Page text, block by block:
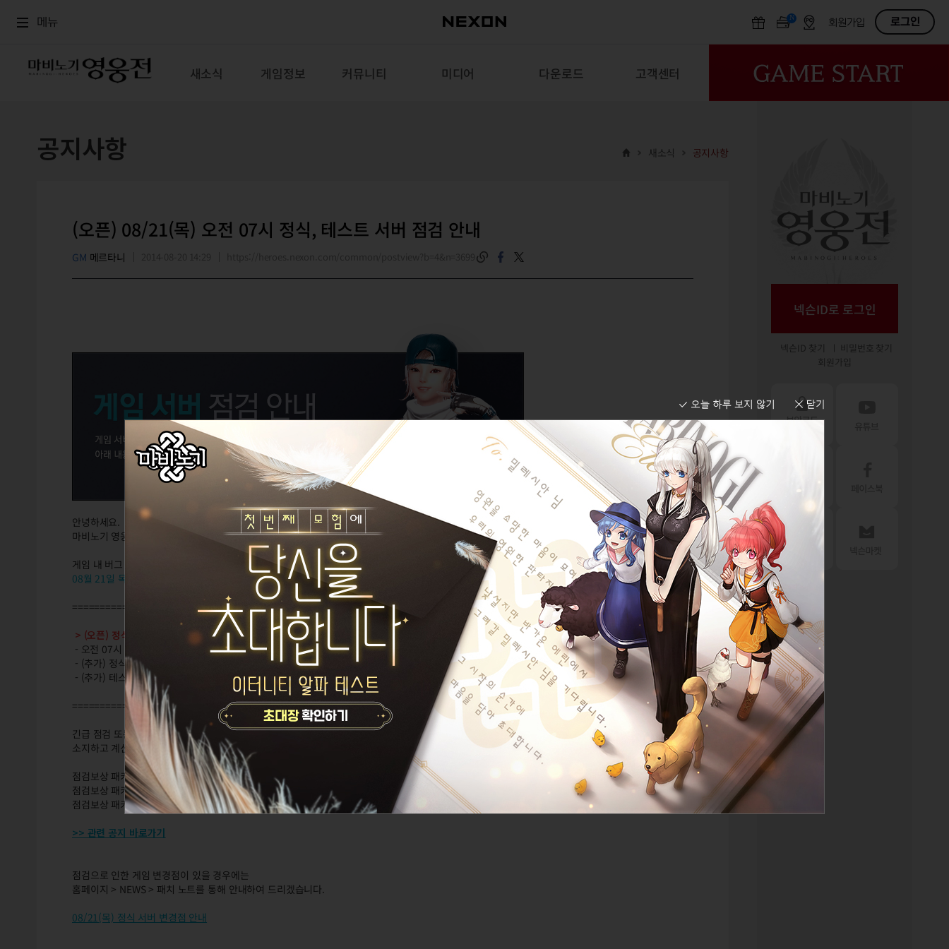
메뉴 N OFF회원가입 로그인
새소식 게임정보 커뮤니티 미디어 다운로드 고객센터
공지사항 새소식 공지사항
(오픈) 08/21(목) 오전 07시 정식, 테스트 서버 점검 안내
GM 메르타니
안녕하세요.
마비노기 영웅전입니다.
게임 내 버그 수정 등을 위해
08월 21일 목요일 오전 07시
에 서버 점검이 진행됩니다.
==================================================
> (오픈) 정식 / 테스트 서버 점검 : 오전 07:00 ~ 낮 12:00 (약 7시간)
- 오전 07시 부터 약 4시간 동안 정식, 테스트 서버에 접속을 할 수 없습니다.
- (추가) 정식 서버 점검이 연장되어 낮 12시에 오픈 예정입니다.
- (추가) 테스트 서버는 점검이 종료되어 접속이 가능합니다.
==================================================
긴급 점검 또는 점검을 연장할 경우 사용 중인 기간제 캐시 아이템 300% 서비스 혜택에 포함되어
소지하고 계신 캐시 아이템을 3시간 연장해 드립니다.
점검보상 패키지 아이템은 지급일을 기준으로 6개월 내 접속한 기록이 있는 대상에게 지급됩니다.
점검보상 패키지 아이템은 첫 번째 캐릭터에 지급되며, 패키지 상태에서는 동일한 넥슨아이디에 등록된 캐릭터로 공유할 수 있습니다.
점검보상 패키지 아이템은 다음 주 정기점검에 지급됩니다.
>> 관련 공지 바로가기
점검으로 인한 게임 변경점이 있을 경우에는
홈페이지 > NEWS > 패치 노트를 통해 안내하여 드리겠습니다.
08/21(목) 정식 서버 변경점 안내
넥슨ID로 로그인
넥슨ID 찾기
비밀번호 찾기
회원가입